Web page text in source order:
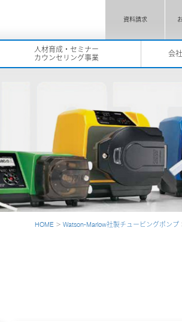
資料請求
人材育成・セミナー
カウンセリング事業
会
HOME > Watson-Marlow社製チュービングポンプ